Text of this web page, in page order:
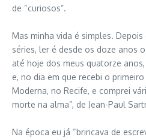
de “curiosos”.
Mas minha vida é simples.
séries, ler é desde os doze anos
até hoje dos meus quatorze
e, no dia em que recebi o
Moderna, no Recife, e comprei
morte na alma”, de Jean-Paul
Na época eu já “brincava de